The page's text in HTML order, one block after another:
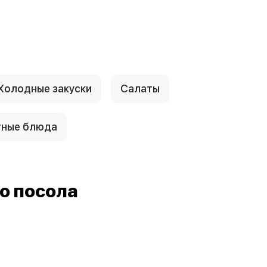
закуски Салаты
блюда
посола